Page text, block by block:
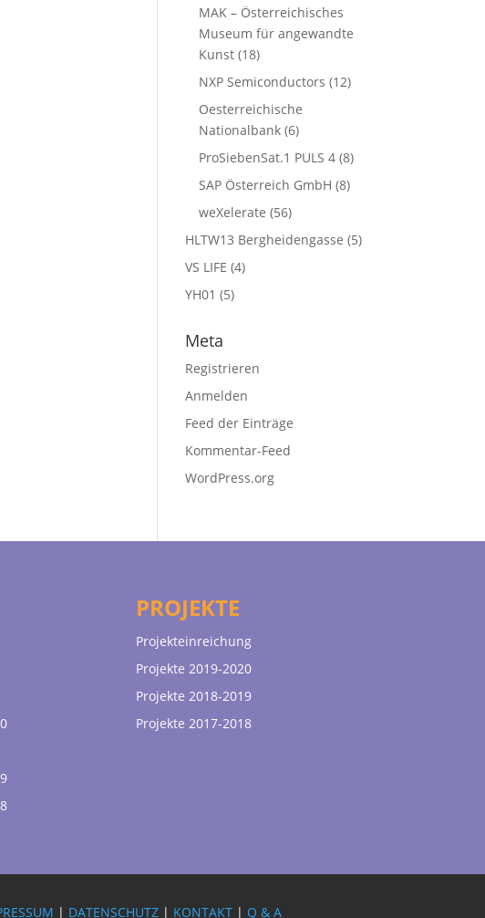
MAK – Österreichisches
Museum für angewandte
Kunst (18)
NXP Semiconductors (12)
Oesterreichische
Nationalbank (6)
ProSiebenSat.1 PULS 4 (8)
SAP Österreich GmbH (8)
weXelerate (56)
HLTW13 Bergheidengasse (5)
VS LIFE (4)
YH01 (5)
Meta
Registrieren
Anmelden
Feed der Einträge
Kommentar-Feed
WordPress.org
PROJEKTE
Projekteinreichung
Projekte 2019-2020
Projekte 2018-2019
Projekte 2017-2018
| DATENSCHUTZ | KONTAKT | Q & A